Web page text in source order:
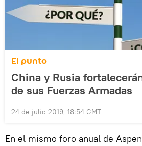
El punto
China y Rusia
de sus Fuerzas Armadas
24 de julio 2019, 18:54 GMT
En el mismo foro anual de